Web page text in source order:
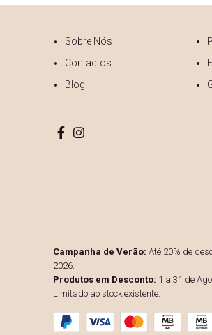
Sobre Nós
Contactos
Blog
Campanha de Verão: Até 20% de
2026.
Produtos em Desconto: 1 a 31 de
Limitado ao stock existente.